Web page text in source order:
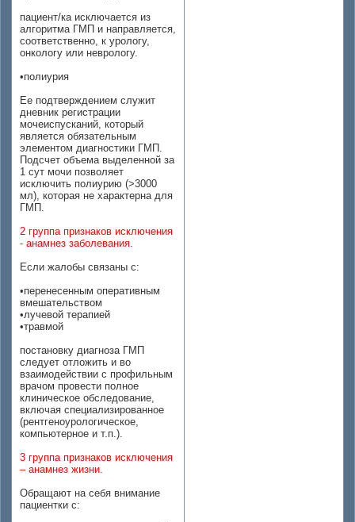
пациент/ка исключается из
алгоритма ГМП и направляется,
соответственно, к урологу,
онкологу или неврологу.
•полиурия
Ее подтверждением служит
дневник регистрации
мочеиспусканий, который
является обязательным
элементом диагностики ГМП.
Подсчет объема выделенной за
1 сут мочи позволяет
исключить полиурию (>3000
мл), которая не характерна для
ГМП.
2 группа признаков исключения
- анамнез заболевания.
Если жалобы связаны с:
•перенесенным оперативным
вмешательством
•лучевой терапией
•травмой
постановку диагноза ГМП
следует отложить и во
взаимодействии с профильным
врачом провести полное
клиническое обследование,
включая специализированное
(рентгеноурологическое,
компьютерное и т.п.).
3 группа признаков исключения
– анамнез жизни.
Обращают на себя внимание
пациентки с: